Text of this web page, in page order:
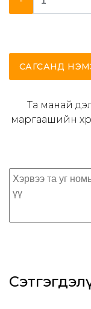
САГСАНД
Та манай
маргаашийн